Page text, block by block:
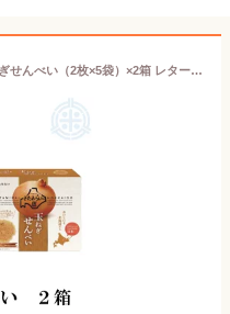
全国送料無料 JAきたみらい 玉ねぎせんべい（2枚×5袋）×2箱 レターパックプラス便 玉葱煎餅 玉ねぎ煎餅 タマネギせんべい